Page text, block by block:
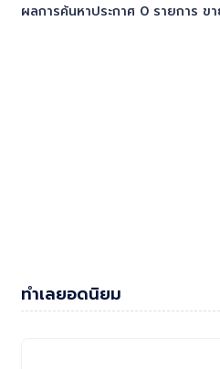
ผลการค้นหาประกาศ 0 รายการ ข
ทำเลยอดนิยม